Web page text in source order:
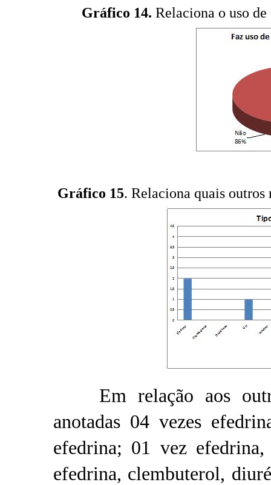
Gráfico 14. Relaciona o uso
Gráfico 15. Relaciona quais outros
Em relação aos
anotadas 04 vezes
efedrina; 01 vez
efedrina, clembuterol,